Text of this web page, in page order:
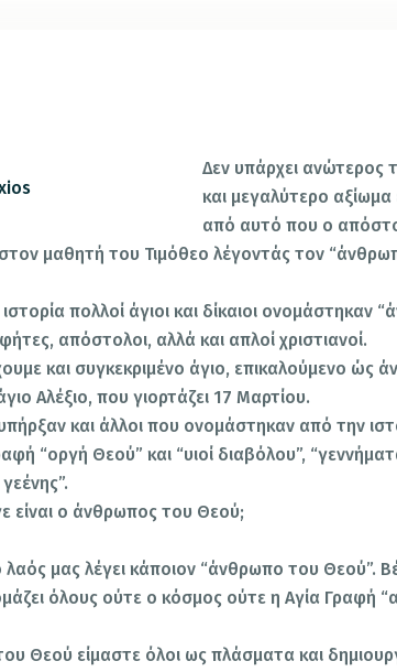
Δεν υπάρχει ανώτερος
και μεγαλύτερο αξίωμα
από αυτό που ο
μαθητή του Τιμόθεο λέγοντάς τον
πολλοί άγιοι και δίκαιοι ονομάστηκαν
απόστολοι, αλλά και απλοί χριστιανοί.
και συγκεκριμένο άγιο, επικαλούμενο ώς
Αλέξιο, που γιορτάζει 17 Μαρτίου.
και άλλοι που ονομάστηκαν από την
“οργή Θεού” και “υιοί διαβόλου”,
είναι ο άνθρωπος του Θεού;
λαός μας λέγει κάποιον “άνθρωπο του Θεού”.
όλους ούτε ο κόσμος ούτε η Αγία Γραφή
Θεού είμαστε όλοι ως πλάσματα και